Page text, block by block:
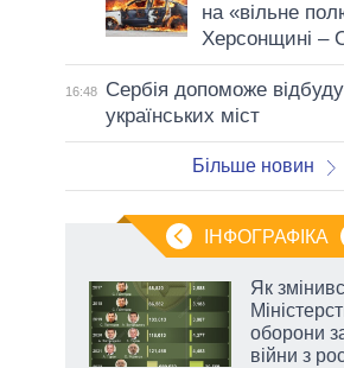
на «вільне
Херсонщині –
16:48
Сербія допоможе
українських міст
Більше новин
ІНФОГРАФІКА
Як
оборони
війни з